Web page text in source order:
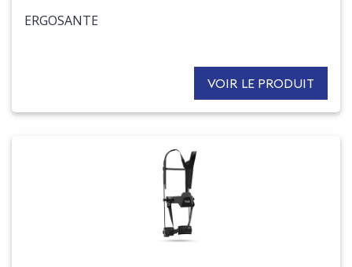
ERGOSANTE
VOIR LE PRODUIT